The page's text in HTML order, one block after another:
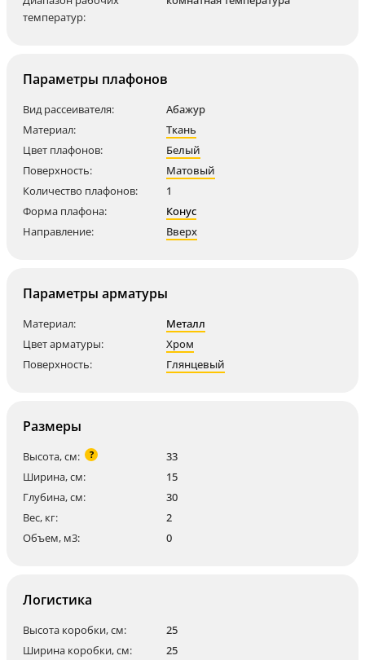
температур:
Параметры плафонов
Вид рассеивателя:
Абажур
Материал:
Ткань
Цвет плафонов:
Белый
Поверхность:
Матовый
Количество плафонов:
1
Форма плафона:
Конус
Направление:
Вверх
Параметры арматуры
Материал:
Металл
Цвет арматуры:
Хром
Поверхность:
Глянцевый
Размеры
Высота, см: ?
33
Ширина, см:
15
Глубина, см:
30
Вес, кг:
2
Объем, м3:
0
Логистика
Высота коробки, см:
25
Ширина коробки, см:
25